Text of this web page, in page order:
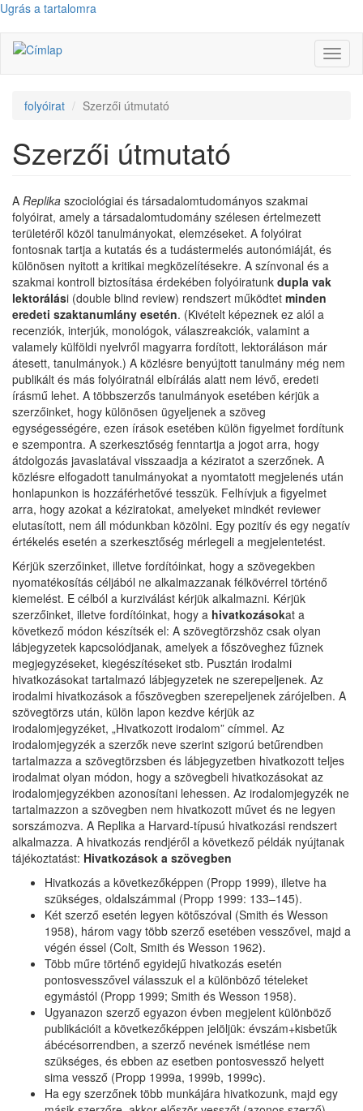
Ugrás a tartalomra
folyóirat Szerzői útmutató
Szerzői útmutató
A Replika szociológiai és társadalomtudományos szakmai
folyóirat, amely a társadalomtudomány szélesen értelmezett
területéről közöl tanulmányokat, elemzéseket. A folyóirat
fontosnak tartja a kutatás és a tudástermelés autonómiáját, és
különösen nyitott a kritikai megközelítésekre. A színvonal és a
szakmai kontroll biztosítása érdekében folyóiratunk dupla vak
lektorálási (double blind review) rendszert működtet minden
eredeti szaktanumlány esetén. (Kivételt képeznek ez alól a
recenziók, interjúk, monológok, válaszreakciók, valamint a
valamely külföldi nyelvről magyarra fordított, lektoráláson már
átesett, tanulmányok.) A közlésre benyújtott tanulmány még nem
publikált és más folyóiratnál elbírálás alatt nem lévő, eredeti
írásmű lehet. A többszerzős tanulmányok esetében kérjük a
szerzőinket, hogy különösen ügyeljenek a szöveg
egységességére, ezen írások esetében külön figyelmet fordítunk
e szempontra. A szerkesztőség fenntartja a jogot arra, hogy
átdolgozás javaslatával visszaadja a kéziratot a szerzőnek. A
közlésre elfogadott tanulmányokat a nyomtatott megjelenés után
honlapunkon is hozzáférhetővé tesszük. Felhívjuk a figyelmet
arra, hogy azokat a kéziratokat, amelyeket mindkét reviewer
elutasított, nem áll módunkban közölni. Egy pozitív és egy negatív
értékelés esetén a szerkesztőség mérlegeli a megjelentetést.
Kérjük szerzőinket, illetve fordítóinkat, hogy a szövegekben
nyomatékosítás céljából ne alkalmazzanak félkövérrel történő
kiemelést. E célból a kurziválást kérjük alkalmazni. Kérjük
szerzőinket, illetve fordítóinkat, hogy a hivatkozásokat a
következő módon készítsék el: A szövegtörzshöz csak olyan
lábjegyzetek kapcsolódjanak, amelyek a főszöveghez fűznek
megjegyzéseket, kiegészítéseket stb. Pusztán irodalmi
hivatkozásokat tartalmazó lábjegyzetek ne szerepeljenek. Az
irodalmi hivatkozások a főszövegben szerepeljenek zárójelben. A
szövegtörzs után, külön lapon kezdve kérjük az
irodalomjegyzéket, „Hivatkozott irodalom” címmel. Az
irodalomjegyzék a szerzők neve szerint szigorú betűrendben
tartalmazza a szövegtörzsben és lábjegyzetben hivatkozott teljes
irodalmat olyan módon, hogy a szövegbeli hivatkozásokat az
irodalomjegyzékben azonosítani lehessen. Az irodalomjegyzék ne
tartalmazzon a szövegben nem hivatkozott művet és ne legyen
sorszámozva. A Replika a Harvard-típusú hivatkozási rendszert
alkalmazza. A hivatkozás rendjéről a következő példák nyújtanak
tájékoztatást: Hivatkozások a szövegben
Hivatkozás a következőképpen (Propp 1999), illetve ha
szükséges, oldalszámmal (Propp 1999: 133–145).
Két szerző esetén legyen kötőszóval (Smith és Wesson
1958), három vagy több szerző esetében vesszővel, majd a
végén éssel (Colt, Smith és Wesson 1962).
Több műre történő egyidejű hivatkozás esetén
pontosvesszővel válasszuk el a különböző tételeket
egymástól (Propp 1999; Smith és Wesson 1958).
Ugyanazon szerző egyazon évben megjelent különböző
publikációit a következőképpen jelöljük: évszám+kisbetűk
ábécésorrendben, a szerző nevének ismétlése nem
szükséges, és ebben az esetben pontosvessző helyett
sima vessző (Propp 1999a, 1999b, 1999c).
Ha egy szerzőnek több munkájára hivatkozunk, majd egy